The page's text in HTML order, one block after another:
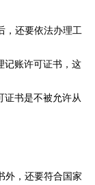
，还要依法办理工
记账许可证书，这
证书是不被允许从
外，还要符合国家